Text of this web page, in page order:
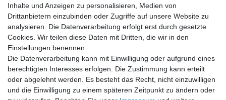
Inhalte und Anzeigen zu personalisieren, Medien von
Drittanbietern einzubinden oder Zugriffe auf unsere Website zu
analysieren. Die Datenverarbeitung erfolgt erst durch gesetzte
Cookies. Wir teilen diese Daten mit Dritten, die wir in den
Einstellungen benennen.
Die Datenverarbeitung kann mit Einwilligung oder aufgrund eines
berechtigten Interesses erfolgen. Die Zustimmung kann erteilt
oder abgelehnt werden. Es besteht das Recht, nicht einzuwilligen
und die Einwilligung zu einem späteren Zeitpunkt zu ändern oder
Impressum Daten­schutz­erklärung AGB
Barrierefreiheitserklärung
Vertrag widerrufen Kontakt
Inhalte und Anzeigen zu personalisieren, Medien von
Drittanbietern einzubinden oder Zugriffe auf unsere Website zu
analysieren. Die Datenverarbeitung erfolgt erst durch gesetzte
Cookies. Wir teilen diese Daten mit Dritten, die wir in den
Einstellungen benennen.
Die Datenverarbeitung kann mit Einwilligung oder aufgrund eines
berechtigten Interesses erfolgen. Die Zustimmung kann erteilt
oder abgelehnt werden. Es besteht das Recht, nicht einzuwilligen
und die Einwilligung zu einem späteren Zeitpunkt zu ändern oder